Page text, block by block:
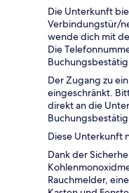
Die Unterkunft
Verbindungstür/
wende dich mit
Die
Der Zugang zu
eingeschränkt.
direkt an die
Diese Unterkunft
Dank der
Rauchmelder,